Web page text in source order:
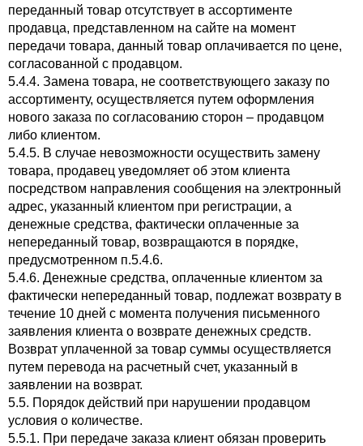
переданный товар отсутствует в ассортименте
продавца, представленном на сайте на момент
передачи товара, данный товар оплачивается по цене,
согласованной с продавцом.
5.4.4. Замена товара, не соответствующего заказу по
ассортименту, осуществляется путем оформления
нового заказа по согласованию сторон – продавцом
либо клиентом.
5.4.5. В случае невозможности осуществить замену
товара, продавец уведомляет об этом клиента
посредством направления сообщения на электронный
адрес, указанный клиентом при регистрации, а
денежные средства, фактически оплаченные за
непереданный товар, возвращаются в порядке,
предусмотренном п.5.4.6.
5.4.6. Денежные средства, оплаченные клиентом за
фактически непереданный товар, подлежат возврату в
течение 10 дней с момента получения письменного
заявления клиента о возврате денежных средств.
Возврат уплаченной за товар суммы осуществляется
путем перевода на расчетный счет, указанный в
заявлении на возврат.
5.5. Порядок действий при нарушении продавцом
условия о количестве.
5.5.1. При передаче заказа клиент обязан проверить